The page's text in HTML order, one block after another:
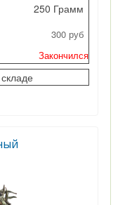
250 Грамм
300 руб
Закончился